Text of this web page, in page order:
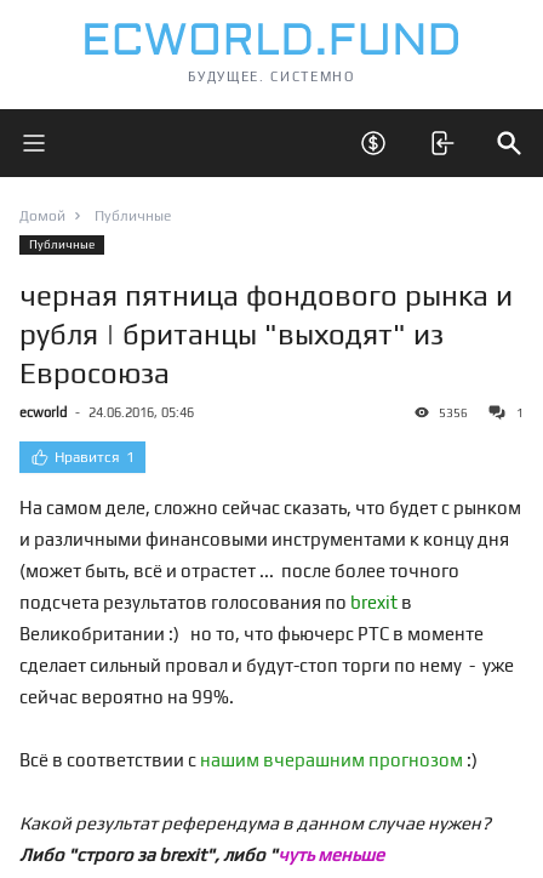
БУДУЩЕЕ. СИСТЕМНО
Открыть главное меню Открыть скрытые
Домой Публичные
Публичные
черная пятница фондового рынка и
рубля | британцы "выходят" из
Евросоюза
ecworld - 24.06.2016, 05:46 5356 1
Нравится 1
На самом деле, сложно сейчас сказать, что будет с рынком
и различными финансовыми инструментами к концу дня
(может быть, всё и отрастет ... после более точного
подсчета результатов голосования по brexit в
Великобритании :) но то, что фьючерс РТС в моменте
сделает сильный провал и будут-стоп торги по нему - уже
сейчас вероятно на 99%.
Всё в соответствии с нашим вчерашним прогнозом :)
Какой результат референдума в данном случае нужен?
Либо "строго за brexit", либо "чуть меньше